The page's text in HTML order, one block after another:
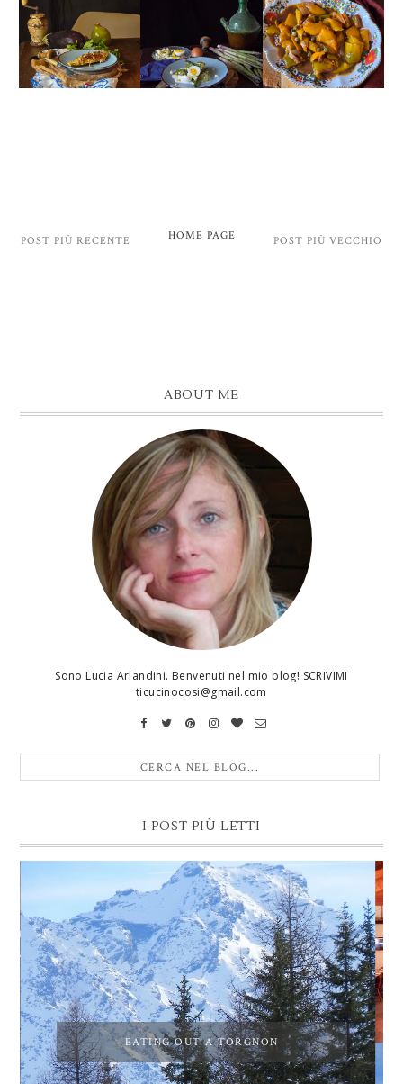
POST PIÙ RECENTE POST PIÙ VECCHIO
HOME PAGE
ABOUT ME
Sono Lucia Arlandini. Benvenuti nel mio blog! SCRIVIMI
ticucinocosi@gmail.com
I POST PIÙ LETTI
EATING OUT A TORGNON